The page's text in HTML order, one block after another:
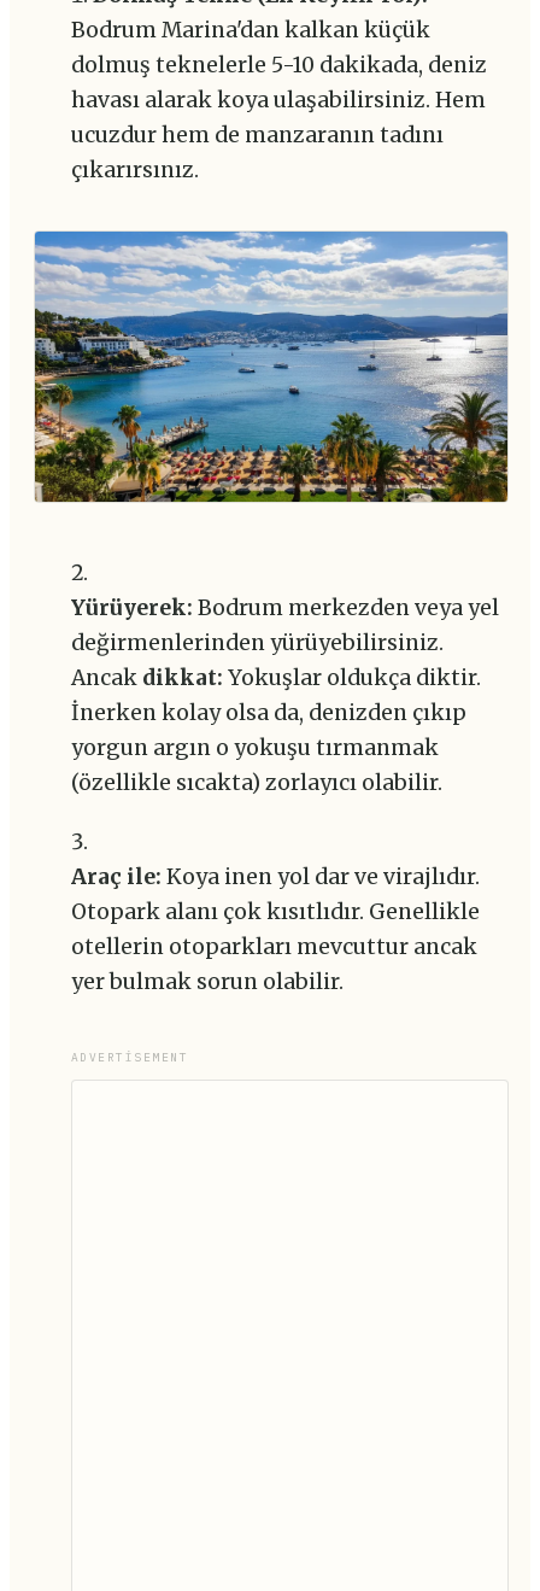
Bodrum Marina'dan kalkan küçük
dolmuş teknelerle 5-10 dakikada, deniz
havası alarak koya ulaşabilirsiniz. Hem
ucuzdur hem de manzaranın tadını
çıkarırsınız.
Yürüyerek: Bodrum merkezden veya yel
değirmenlerinden yürüyebilirsiniz.
Ancak dikkat: Yokuşlar oldukça diktir.
İnerken kolay olsa da, denizden çıkıp
yorgun argın o yokuşu tırmanmak
(özellikle sıcakta) zorlayıcı olabilir.
Araç ile: Koya inen yol dar ve virajlıdır.
Otopark alanı çok kısıtlıdır. Genellikle
otellerin otoparkları mevcuttur ancak
yer bulmak sorun olabilir.
ADVERTISEMENT